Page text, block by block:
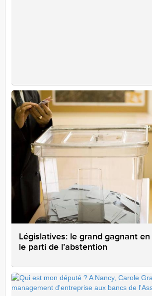
Législatives: le grand gagnant
le parti de l’abstention